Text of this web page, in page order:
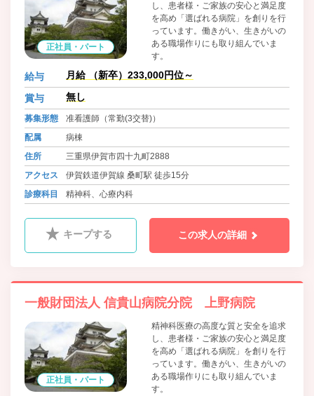
正社員・パート
し、患者様・ご家族の安心と満足度
を高め「選ばれる病院」を創りを行
っています。働きがい、生きがいの
ある職場作りにも取り組んでいま
す。
給与 月給 （新卒）233,000円位～
賞与 無し
募集形態
准看護師（常勤(3交替)）
配属
病棟
住所
三重県伊賀市四十九町2888
アクセス
伊賀鉄道伊賀線 桑町駅 徒歩15分
診療科目
精神科、心療内科
キープする この求人の詳細
一般財団法人 信貴山病院分院 上野病院
正社員・パート
精神科医療の高度な質と安全を追求
し、患者様・ご家族の安心と満足度
を高め「選ばれる病院」を創りを行
っています。働きがい、生きがいの
ある職場作りにも取り組んでいま
す。